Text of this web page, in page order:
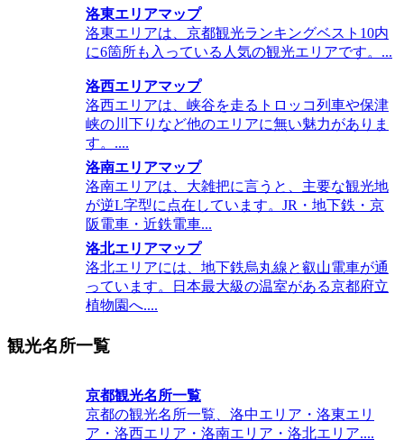
洛東エリアマップ
洛東エリアは、京都観光ランキングベスト10内
に6箇所も入っている人気の観光エリアです。...
洛西エリアマップ
洛西エリアは、峡谷を走るトロッコ列車や保津
峡の川下りなど他のエリアに無い魅力がありま
す。....
洛南エリアマップ
洛南エリアは、大雑把に言うと、主要な観光地
が逆L字型に点在しています。JR・地下鉄・京
阪電車・近鉄電車...
洛北エリアマップ
洛北エリアには、地下鉄烏丸線と叡山電車が通
っています。日本最大級の温室がある京都府立
植物園へ....
観光名所一覧
京都観光名所一覧
京都の観光名所一覧、洛中エリア・洛東エリ
ア・洛西エリア・洛南エリア・洛北エリア....